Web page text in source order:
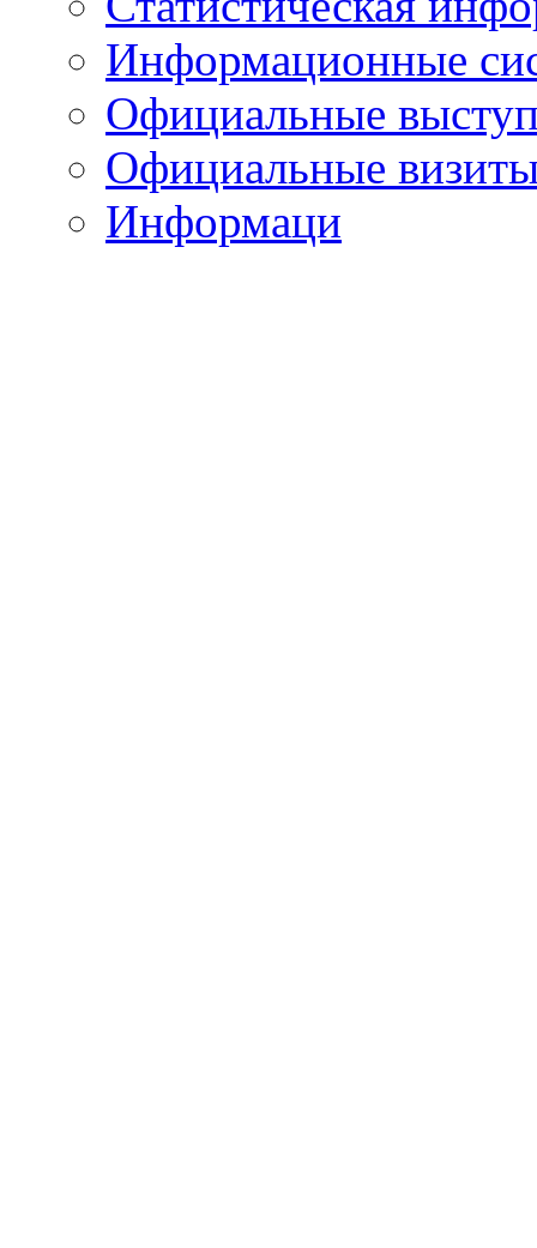
Информационные
Официальные
Официальные
Информаци